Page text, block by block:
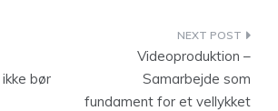
bør
Videoproduktion –
Samarbejde som
fundament for et vellykket